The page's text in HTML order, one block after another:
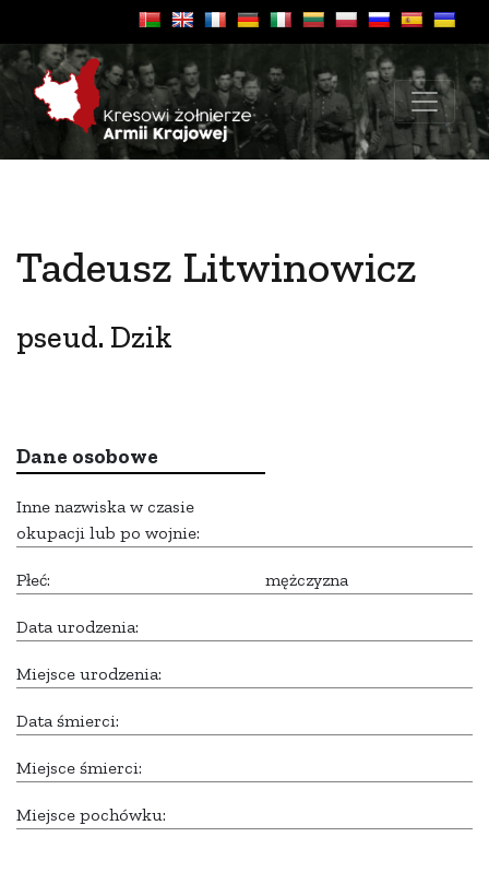
Tadeusz Litwinowicz
pseud. Dzik
Dane osobowe
Inne nazwiska w czasie
okupacji lub po wojnie:
Płeć: mężczyzna
Data urodzenia:
Miejsce urodzenia:
Data śmierci:
Miejsce śmierci:
Miejsce pochówku: